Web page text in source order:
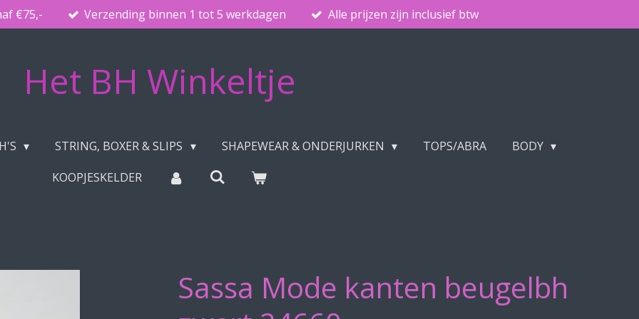
€75,- Verzending binnen 1 tot 5 werkdagen Alle prijzen zijn inclusief btw
Het BH Winkeltje
STRING, BOXER & SLIPS SHAPEWEAR & ONDERJURKEN TOPS/ABRA
BODY
KOOPJESKELDER
Sassa Mode kanten beugelbh